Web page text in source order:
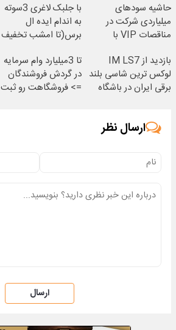
حاشیه سودهای
میلیاردی شرکت در
مناقصات VIP با
با جلبک لاغری 3سوته
به اندام ایده ال
برس(تا امشب تخفیف
بازدید از IM LS7
لوکس ترین شاسی بلند
برقی ایران در باشگاه
تا 3میلیارد وام سرمایه
در گردش فروشندگان
=> فروشگاهت رو ثبت
ارسال نظر
ارسال